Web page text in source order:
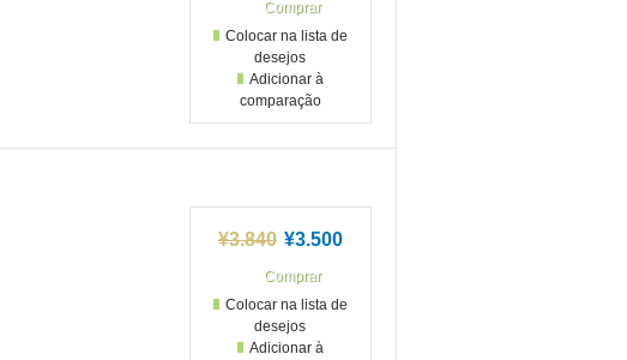
Colocar na lista de
desejos
Adicionar à
comparação
¥3.840 ¥3.500
Colocar na lista de
desejos
Adicionar à